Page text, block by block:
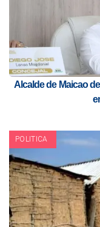
Alcalde de Maicao
POLITICA